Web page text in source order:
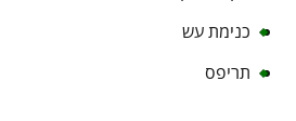
כנימת עש
תריפס